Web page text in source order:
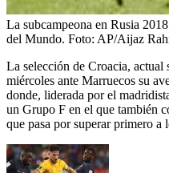
La subcampeona en Rusia
del Mundo. Foto: AP/Aijaz
La selección de Croacia, actual
miércoles ante Marruecos su
donde, liderada por el
un Grupo F en el que también
que pasa por superar primero a